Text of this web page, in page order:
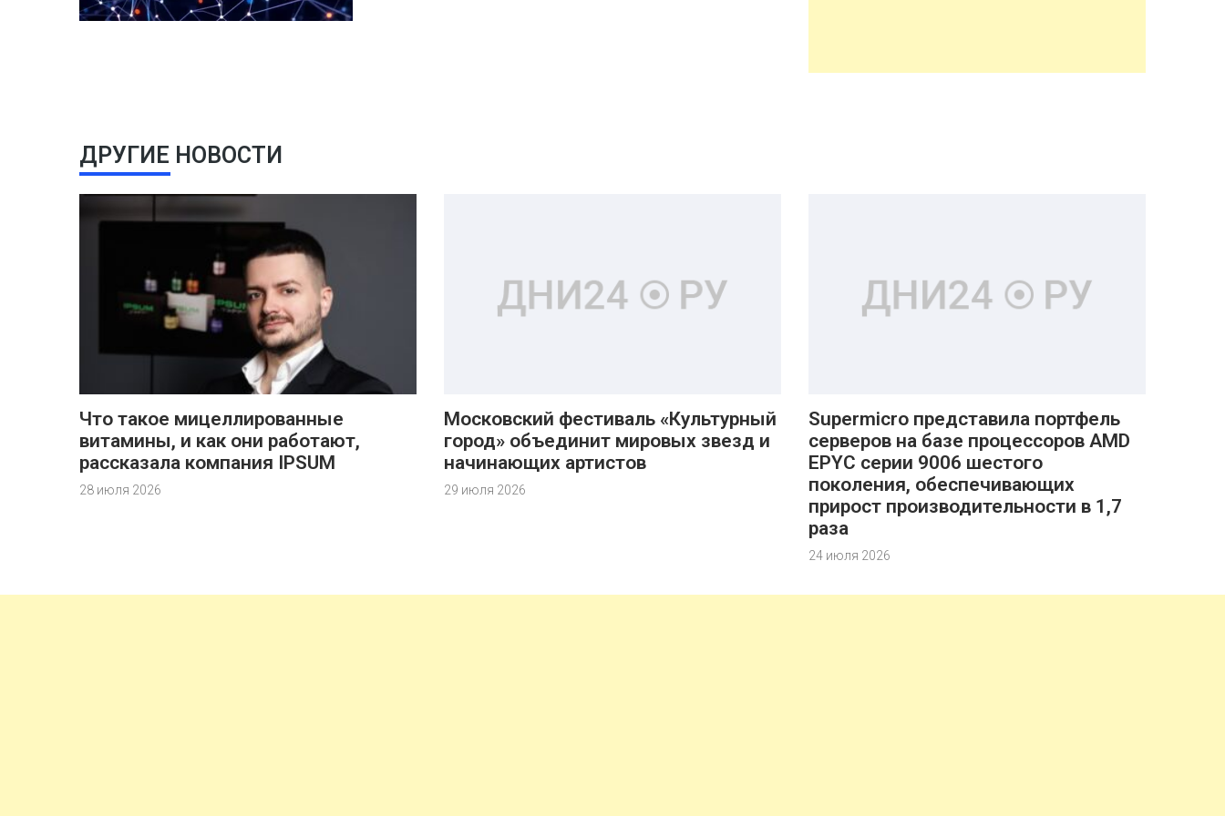
ДРУГИЕ НОВОСТИ
Что такое мицеллированные
витамины, и как они работают,
рассказала компания IPSUM
28 июля 2026
Московский фестиваль «Культурный
город» объединит мировых звезд и
начинающих артистов
29 июля 2026
Supermicro представила портфель
серверов на базе процессоров AMD
EPYC серии 9006 шестого
поколения, обеспечивающих
прирост производительности в 1,7
раза
24 июля 2026